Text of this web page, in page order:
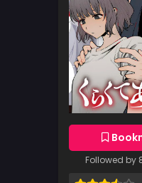
Followed by